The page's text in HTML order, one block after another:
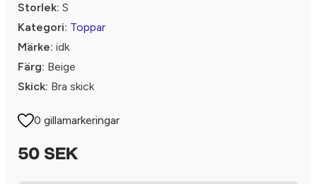
Storlek: S
Kategori: Toppar
Märke: idk
Färg: Beige
Skick: Bra skick
0 gillamarkeringar
50 SEK